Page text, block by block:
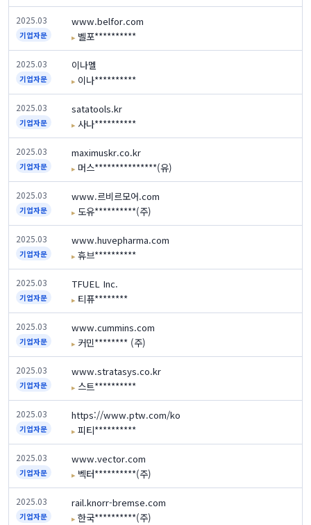
2025.03
기업자문
www.belfor.com
벨포**********
2025.03
기업자문
이나멜
이나**********
2025.03
기업자문
satatools.kr
사나**********
2025.03
기업자문
maximuskr.co.kr
머스***************(유)
2025.03
기업자문
www.르비르모어.com
도유**********(주)
2025.03
기업자문
www.huvepharma.com
휴브**********
2025.03
기업자문
TFUEL Inc.
티퓨********
2025.03
기업자문
www.cummins.com
커민******** (주)
2025.03
기업자문
www.stratasys.co.kr
스트**********
2025.03
기업자문
https://www.ptw.com/ko
피티**********
2025.03
기업자문
www.vector.com
벡터**********(주)
2025.03
기업자문
rail.knorr-bremse.com
한국**********(주)